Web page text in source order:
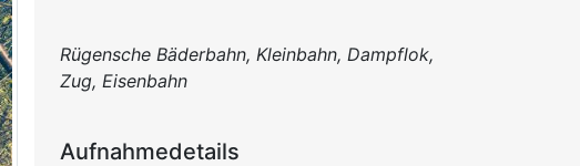
Rügensche Bäderbahn, Kleinbahn, Dampflok,
Zug, Eisenbahn
Aufnahmedetails